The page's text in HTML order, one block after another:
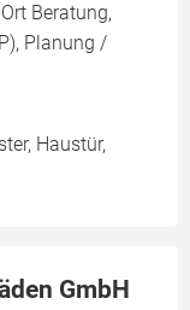
Beratung,
Planung /
Haustür,
GmbH